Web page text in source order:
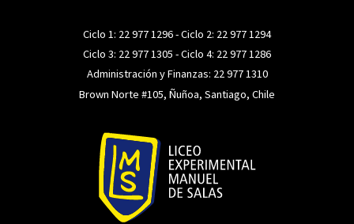
Ciclo 1: 22 977 1296- Ciclo 2: 22 977 1294
Ciclo 3: 22 977 1305 - Ciclo 4: 22 977 1286
Administración y Finanzas: 22 977 1310
Brown Norte #105, Ñuñoa, Santiago, Chile